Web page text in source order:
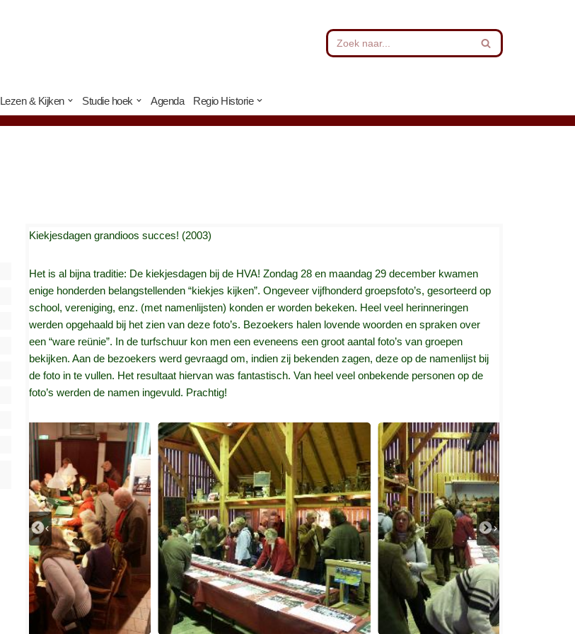
Lezen & Kijken Studie hoek Agenda Regio Historie
Kiekjesdagen grandioos succes! (2003)
Het is al bijna traditie: De kiekjesdagen bij de HVA! Zondag 28 en maandag 29 december kwamen
enige honderden belangstellenden “kiekjes kijken”. Ongeveer vijfhonderd groepsfoto’s, gesorteerd op
school, vereniging, enz. (met namenlijsten) konden er worden bekeken. Heel veel herinneringen
werden opgehaald bij het zien van deze foto’s. Bezoekers halen lovende woorden en spraken over
een “ware reünie”. In de turfschuur kon men een eveneens een groot aantal foto’s van groepen
bekijken. Aan de bezoekers werd gevraagd om, indien zij bekenden zagen, deze op de namenlijst bij
de foto in te vullen. Het resultaat hiervan was fantastisch. Van heel veel onbekende personen op de
foto’s werden de namen ingevuld. Prachtig!